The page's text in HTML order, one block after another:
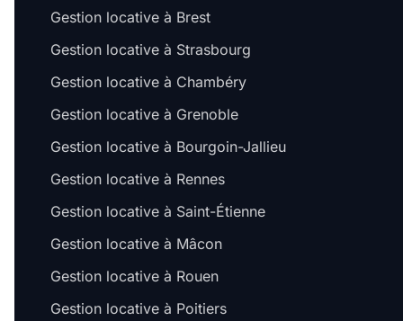
Gestion locative à Brest
Gestion locative à Strasbourg
Gestion locative à Chambéry
Gestion locative à Grenoble
Gestion locative à Bourgoin-Jallieu
Gestion locative à Rennes
Gestion locative à Saint-Étienne
Gestion locative à Mâcon
Gestion locative à Rouen
Gestion locative à Poitiers